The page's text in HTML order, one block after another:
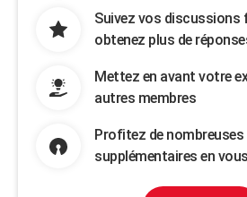
Suivez vos discussions
obtenez plus de
Mettez en avant votre
autres membres
Profitez de
supplémentaires en